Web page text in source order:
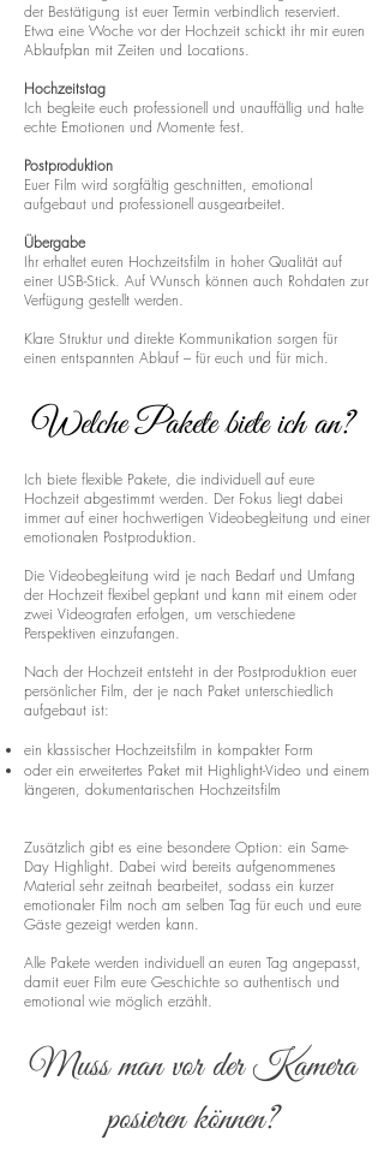
der Bestätigung ist euer Termin verbindlich reserviert.
Etwa eine Woche vor der Hochzeit schickt ihr mir euren
Ablaufplan mit Zeiten und Locations.
Hochzeitstag
Ich begleite euch professionell und unauffällig und halte
echte Emotionen und Momente fest.
Postproduktion
Euer Film wird sorgfältig geschnitten, emotional
aufgebaut und professionell ausgearbeitet.
Übergabe
Ihr erhaltet euren Hochzeitsfilm in hoher Qualität auf
einer USB-Stick. Auf Wunsch können auch Rohdaten zur
Verfügung gestellt werden.
Klare Struktur und direkte Kommunikation sorgen für
einen entspannten Ablauf – für euch und für mich.
Welche Pakete biete ich an?
Ich biete flexible Pakete, die individuell auf eure
Hochzeit abgestimmt werden. Der Fokus liegt dabei
immer auf einer hochwertigen Videobegleitung und einer
emotionalen Postproduktion.
Die Videobegleitung wird je nach Bedarf und Umfang
der Hochzeit flexibel geplant und kann mit einem oder
zwei Videografen erfolgen, um verschiedene
Perspektiven einzufangen.
Nach der Hochzeit entsteht in der Postproduktion euer
persönlicher Film, der je nach Paket unterschiedlich
aufgebaut ist:
ein klassischer Hochzeitsfilm in kompakter Form
oder ein erweitertes Paket mit Highlight-Video und einem
längeren, dokumentarischen Hochzeitsfilm
Zusätzlich gibt es eine besondere Option: ein Same-
Day Highlight. Dabei wird bereits aufgenommenes
Material sehr zeitnah bearbeitet, sodass ein kurzer
emotionaler Film noch am selben Tag für euch und eure
Gäste gezeigt werden kann.
Alle Pakete werden individuell an euren Tag angepasst,
damit euer Film eure Geschichte so authentisch und
emotional wie möglich erzählt.
Muss man vor der Kamera
posieren können?